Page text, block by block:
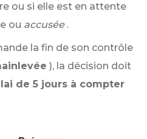
ou si elle est en attente
ou accusée .
la fin de son contrôle
), la décision doit
de 5 jours à compter